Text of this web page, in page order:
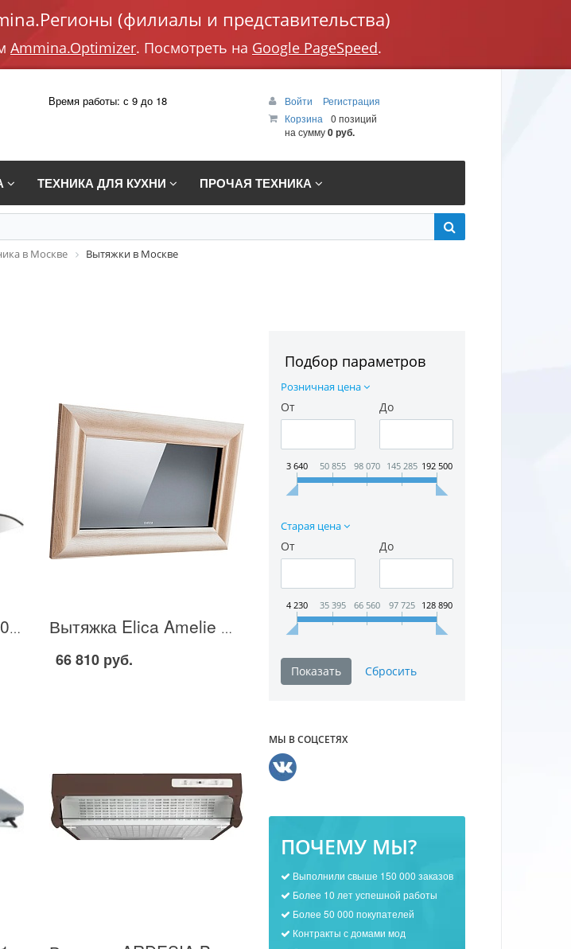
(филиалы и представительства)
Ammina.Optimizer. Посмотреть на Google PageSpeed.
Время работы: с 9 до 18 Войти
Регистрация
Корзина
0 позиций
на сумму0 руб.
ТЕХНИКА ДЛЯ КУХНИ ПРОЧАЯ ТЕХНИКА
в Москве Вытяжки в Москве
Подбор параметров
Розничная цена
От До
3 640 50 855 98 070 145 285 192 500
Старая цена
От До
4 230 35 395 66 560 97 725 128 890
МЫ В СОЦСЕТЯХ
ПОЧЕМУ МЫ?
Выполнили свыше 150 000 заказов
Более 10 лет успешной работы
Более 50 000 покупателей
Контракты с домами мод
Вытяжка Kaiser A-6420 в Москве Вытяжка Elica Amelie Wood F/85 в Москве
66 810 руб.